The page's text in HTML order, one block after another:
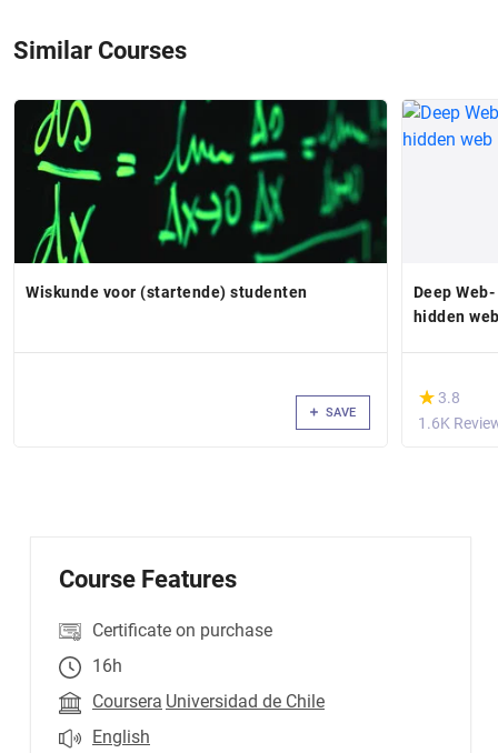
Similar Courses
Wiskunde voor (startende) studenten
SAVE
Deep
hidden
(*)
★
★ 3.8
1.6K
Course Features
Certificate on purchase
16h
Coursera Universidad de Chile
English